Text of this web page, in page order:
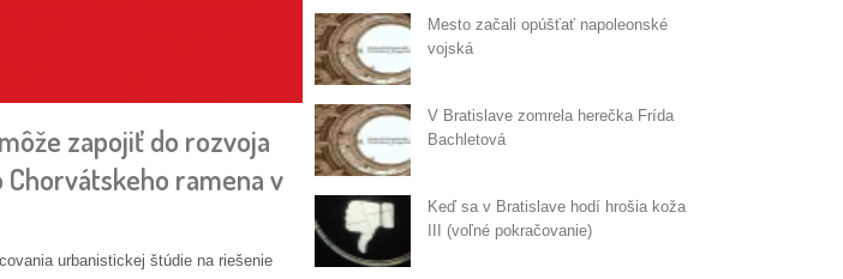
zapojiť do rozvoja
ramena v
urbanistickej štúdie na riešenie
Mesto začali opúšťať napoleonské
vojská
V Bratislave zomrela herečka Frída
Bachletová
Keď sa v Bratislave hodí hrošia koža
III (voľné pokračovanie)